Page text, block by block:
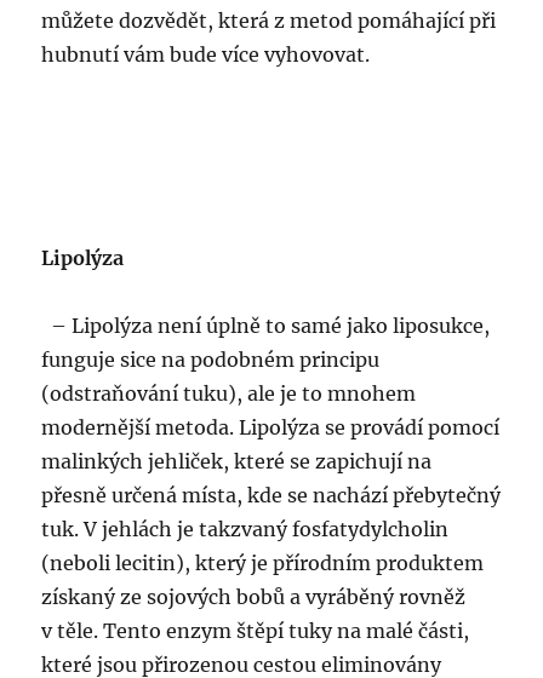
můžete dozvědět, která z metod pomáhající při
hubnutí vám bude více vyhovovat.
Lipolýza
– Lipolýza není úplně to samé jako liposukce,
funguje sice na podobném principu
(odstraňování tuku), ale je to mnohem
modernější metoda. Lipolýza se provádí pomocí
malinkých jehliček, které se zapichují na
přesně určená místa, kde se nachází přebytečný
tuk. V jehlách je takzvaný fosfatydylcholin
(neboli lecitin), který je přírodním produktem
získaný ze sojových bobů a vyráběný rovněž
v těle. Tento enzym štěpí tuky na malé části,
které jsou přirozenou cestou eliminovány